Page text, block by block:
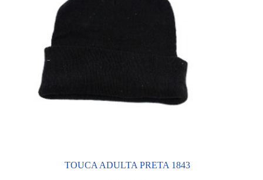
TOUCA ADULTA PRETA 1843